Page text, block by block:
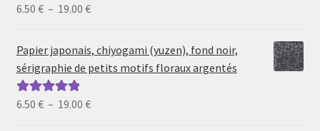
Note5.00sur
6.50 € – 19.00 €Plage
prix :
6.50 €
19.00 €
Papier japonais, chiyogami (yuzen), fond noir,
sérigraphie de petits motifs floraux argentés
Note5.00sur
6.50 € – 19.00 €Plage